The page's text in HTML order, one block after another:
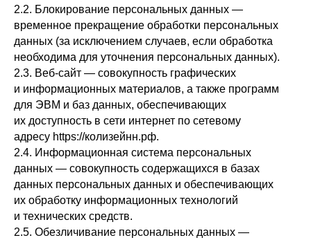
2.2. Блокирование персональных данных —
временное прекращение обработки персональных
данных (за исключением случаев, если обработка
необходима для уточнения персональных данных).
2.3. Веб-сайт — совокупность графических
и информационных материалов, а также программ
для ЭВМ и баз данных, обеспечивающих
их доступность в сети интернет по сетевому
адресу https://колизейнн.рф.
2.4. Информационная система персональных
данных — совокупность содержащихся в базах
данных персональных данных и обеспечивающих
их обработку информационных технологий
и технических средств.
2.5. Обезличивание персональных данных —